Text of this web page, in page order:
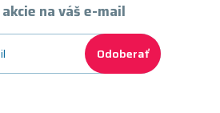
na váš e-mail
Odoberať